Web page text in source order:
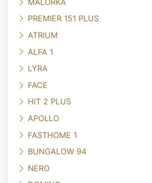
PREMIER 151 PLUS
ATRIUM
ALFA 1
LYRA
FACE
HIT 2 PLUS
APOLLO
FASTHOME 1
BUNGALOW 94
NERO